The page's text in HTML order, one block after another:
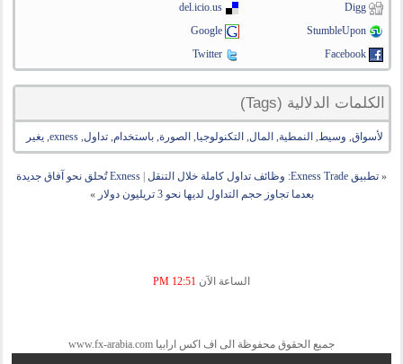
Digg
del.icio.us
StumbleUpon
Google
Facebook
Twitter
الكلمات الدلالية (Tags)
لأسواق, وسيط, النمطية, المال, التكنولوجيا, الصورة,باستخدام,تداول,
exness
,يغير
« تطبيق Exness Trade: وظائف تداول كاملة خلال التنقل
Exness تُحلق نحو آفاق جديدة
بعدما تجاوز حجم التداول لديها نحو 3 تريليون دولار
»
الساعة الآن 12:51 PM
جميع الحقوق محفوظة الى اف اكس ارابيا www.fx-arabia.com